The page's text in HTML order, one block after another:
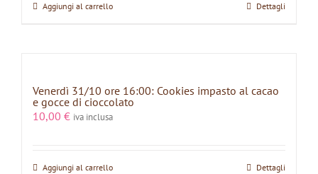
Aggiungi al carrello Dettagli
Venerdì 31/10 ore 16:00: Cookies impasto al cacao
e gocce di cioccolato
10,00 € iva inclusa
Aggiungi al carrello Dettagli